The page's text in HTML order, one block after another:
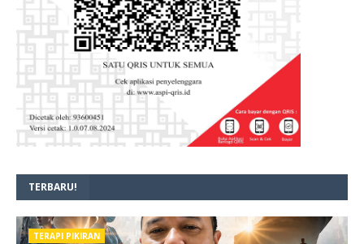
TERBARU!
TERAPI PIKIRAN